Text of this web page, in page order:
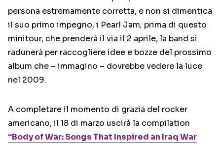
persona estremamente corretta, e non si dimentica
il suo primo impegno, i Pearl Jam; prima di questo
minitour, che prenderà il via il 2 aprile, la band si
radunerà per raccogliere idee e bozze del prossimo
album che – immagino – dovrebbe vedere la luce
nel 2009.
A completare il momento di grazia del rocker
americano, il 18 di marzo uscirà la compilation
“Body of War: Songs That Inspired an Iraq War